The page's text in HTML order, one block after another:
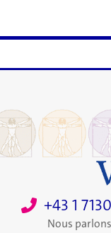
+43 1
Nous